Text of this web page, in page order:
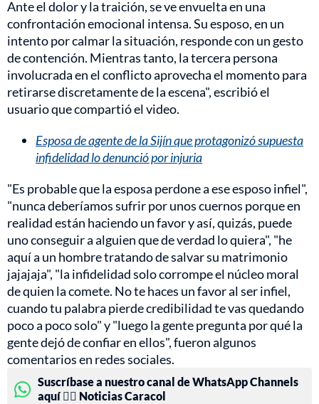
Ante el dolor y la traición, se ve envuelta en una
confrontación emocional intensa. Su esposo, en un
intento por calmar la situación, responde con un gesto
de contención. Mientras tanto, la tercera persona
involucrada en el conflicto aprovecha el momento para
retirarse discretamente de la escena", escribió el
usuario que compartió el video.
Esposa de agente de la Sijín que protagonizó supuesta
infidelidad lo denunció por injuria
"Es probable que la esposa perdone a ese esposo infiel",
"nunca deberíamos sufrir por unos cuernos porque en
realidad están haciendo un favor y así, quizás, puede
uno conseguir a alguien que de verdad lo quiera", "he
aquí a un hombre tratando de salvar su matrimonio
jajajaja", "la infidelidad solo corrompe el núcleo moral
de quien la comete. No te haces un favor al ser infiel,
cuando tu palabra pierde credibilidad te vas quedando
poco a poco solo" y "luego la gente pregunta por qué la
gente dejó de confiar en ellos", fueron algunos
comentarios en redes sociales.
Suscríbase a nuestro canal de WhatsApp Channels
aquí 👉🏻 Noticias Caracol